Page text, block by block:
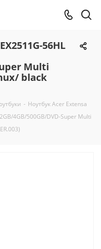
56HL
Multi
black
- Ноутбук Acer Extensa
4GB/500GB/DVD-Super Multi